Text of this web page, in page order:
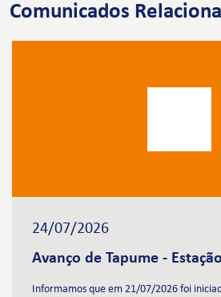
Comunicados
24/07/2026
Avanço de Tapume -
Informamos que em 21/07/2026 foi